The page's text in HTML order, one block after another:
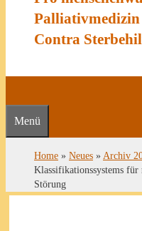
Contra
Menü
Home » Neues » Archiv
Klassifikationssystems für
Störung